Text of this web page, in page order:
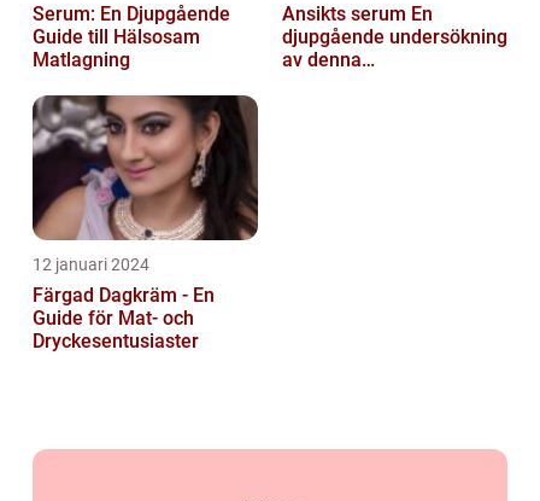
Serum: En Djupgående
Guide till Hälsosam
Matlagning
Ansikts serum En
djupgående undersökning
av denna
12 januari 2024
Färgad Dagkräm - En
Guide för Mat- och
Dryckesentusiaster